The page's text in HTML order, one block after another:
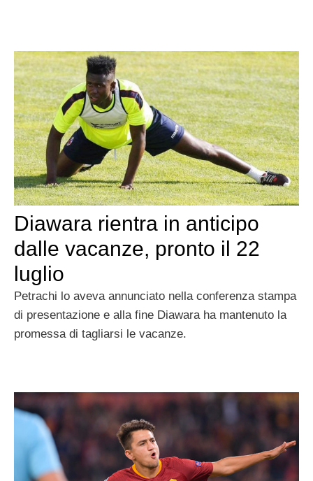
Diawara rientra in anticipo
dalle vacanze, pronto il 22
luglio
Petrachi lo aveva annunciato nella conferenza stampa
di presentazione e alla fine Diawara ha mantenuto la
promessa di tagliarsi le vacanze.